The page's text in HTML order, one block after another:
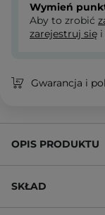
Wymień
Aby to zrobić
zarejestruj się
Gwarancja i
OPIS PRODUKTU
SKŁAD